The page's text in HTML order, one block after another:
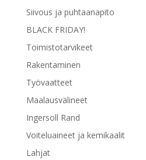
Siivous ja puhtaanapito
BLACK FRIDAY!
Toimistotarvikeet
Rakentaminen
Työvaatteet
Maalausvälineet
Ingersoll Rand
Voiteluaineet ja kemikaalit
Lahjat